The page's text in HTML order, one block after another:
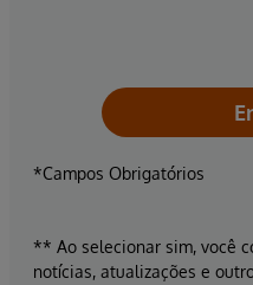
*Campos Obrigatórios
** Ao selecionar sim, você
notícias, atualizações e